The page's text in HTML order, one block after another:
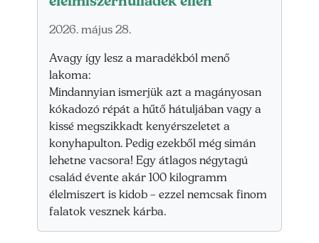
2026. május 28.
Avagy így lesz a maradékból menő
lakoma:
Mindannyian ismerjük azt a magányosan
kókadozó répát a hűtő hátuljában vagy a
kissé megszikkadt kenyérszeletet a
konyhapulton. Pedig ezekből még simán
lehetne vacsora! Egy átlagos négytagú
család évente akár 100 kilogramm
élelmiszert is kidob – ezzel nemcsak finom
falatok vesznek kárba.